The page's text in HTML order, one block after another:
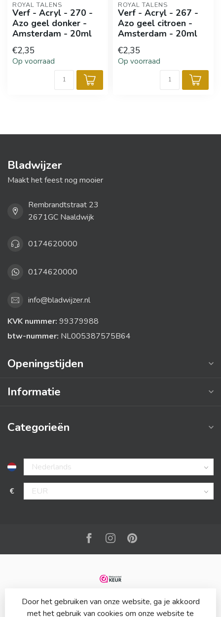
ROYAL TALENS
Verf - Acryl - 270 -
Azo geel donker -
Amsterdam - 20ml
€2,35
Op voorraad
ROYAL TALENS
Verf - Acryl - 267 -
Azo geel citroen -
Amsterdam - 20ml
€2,35
Op voorraad
Bladwijzer
Maakt het feest nog mooier
Rembrandtstraat 23
2671GC Naaldwijk
0174620000
0174620000
info@bladwijzer.nl
KVK nummer: 99379988
btw-nummer: NL005387575B64
Openingstijden
Informatie
Categorieën
€
Door het gebruiken van onze website, ga je akkoord
met het gebruik van cookies om onze website te